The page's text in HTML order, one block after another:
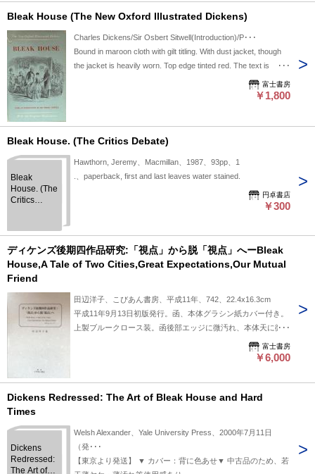
Bleak House (The New Oxford Illustrated Dickens)
Charles Dickens/Sir Osbert Sitwell(Introduction)/P･･･
Bound in maroon cloth with gilt titling. With dust jacket, though
the jacket is heavily worn. Top edge tinted red. The text is
generally clean throughout and remains in good condition.
富士書房
￥1,800
Bleak House. (The Critics Debate)
Bleak
House. (The
Critics
Hawthorn, Jeremy、Macmillan、1987、93pp、1
.、paperback, first and last leaves water stained.
円卓書店
￥300
ディケンズ後期四作品研究:「視点」から脱「視点」へーBleak
House,A Tale of Two Cities,Great Expectations,Our Mutual
Friend
田辺洋子、こびあん書房、平成11年、742、22.4x16.3cm
平成11年9月13日初版発行。函、本体グラシン紙カバー付き。
上製ブルークロース装。函後部エッジに微汚れ、本体天に微か
富士書房
￥6,000
Dickens Redressed: The Art of Bleak House and Hard
Times
Dickens
Redressed:
The Art of
Welsh Alexander、Yale University Press、2000年7月11日
（発･･･
【東京より発送】 ▼ カバー：背に色あせ▼ 中古品のため、若